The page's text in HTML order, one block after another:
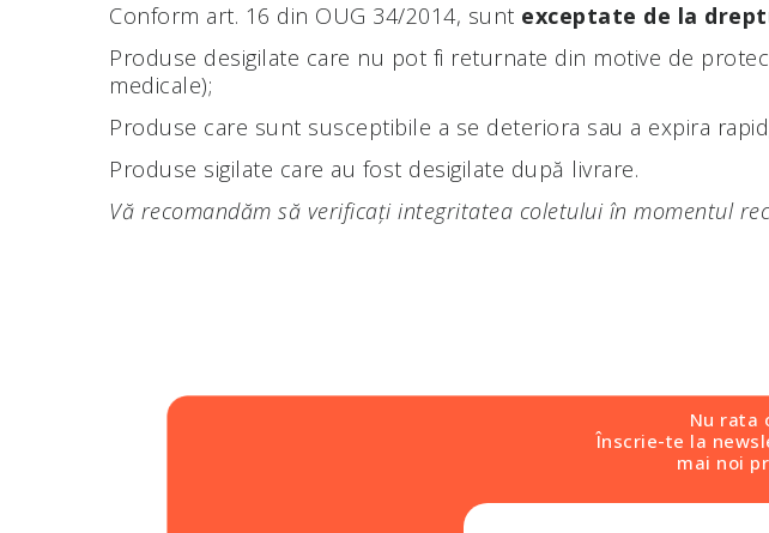
Conform art. 16 din OUG 34/2014, sunt exceptate de la
Produse desigilate care nu pot fi returnate din motive de
medicale);
Produse care sunt susceptibile a se deteriora sau a expira
Produse sigilate care au fost desigilate după livrare.
Vă recomandăm să verificați integritatea coletului în momentul
Nu rata
Înscrie-te la
mai noi